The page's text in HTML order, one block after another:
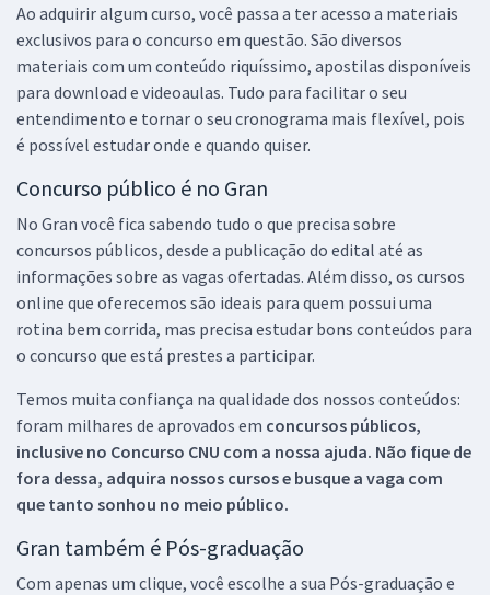
Ao adquirir algum curso, você passa a ter acesso a materiais
exclusivos para o concurso em questão. São diversos
materiais com um conteúdo riquíssimo, apostilas disponíveis
para download e videoaulas. Tudo para facilitar o seu
entendimento e tornar o seu cronograma mais flexível, pois
é possível estudar onde e quando quiser.
Concurso público é no Gran
No Gran você fica sabendo tudo o que precisa sobre
concursos públicos, desde a publicação do edital até as
informações sobre as vagas ofertadas. Além disso, os cursos
online que oferecemos são ideais para quem possui uma
rotina bem corrida, mas precisa estudar bons conteúdos para
o concurso que está prestes a participar.
Temos muita confiança na qualidade dos nossos conteúdos:
foram milhares de aprovados em concursos públicos,
inclusive no Concurso CNU com a nossa ajuda. Não fique de
fora dessa, adquira nossos cursos e busque a vaga com
que tanto sonhou no meio público.
Gran também é Pós-graduação
Com apenas um clique, você escolhe a sua Pós-graduação e